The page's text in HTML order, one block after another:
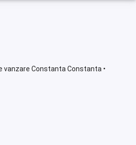
vanzare Constanta Constanta •